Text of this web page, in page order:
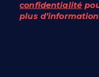
confidentialité
plus